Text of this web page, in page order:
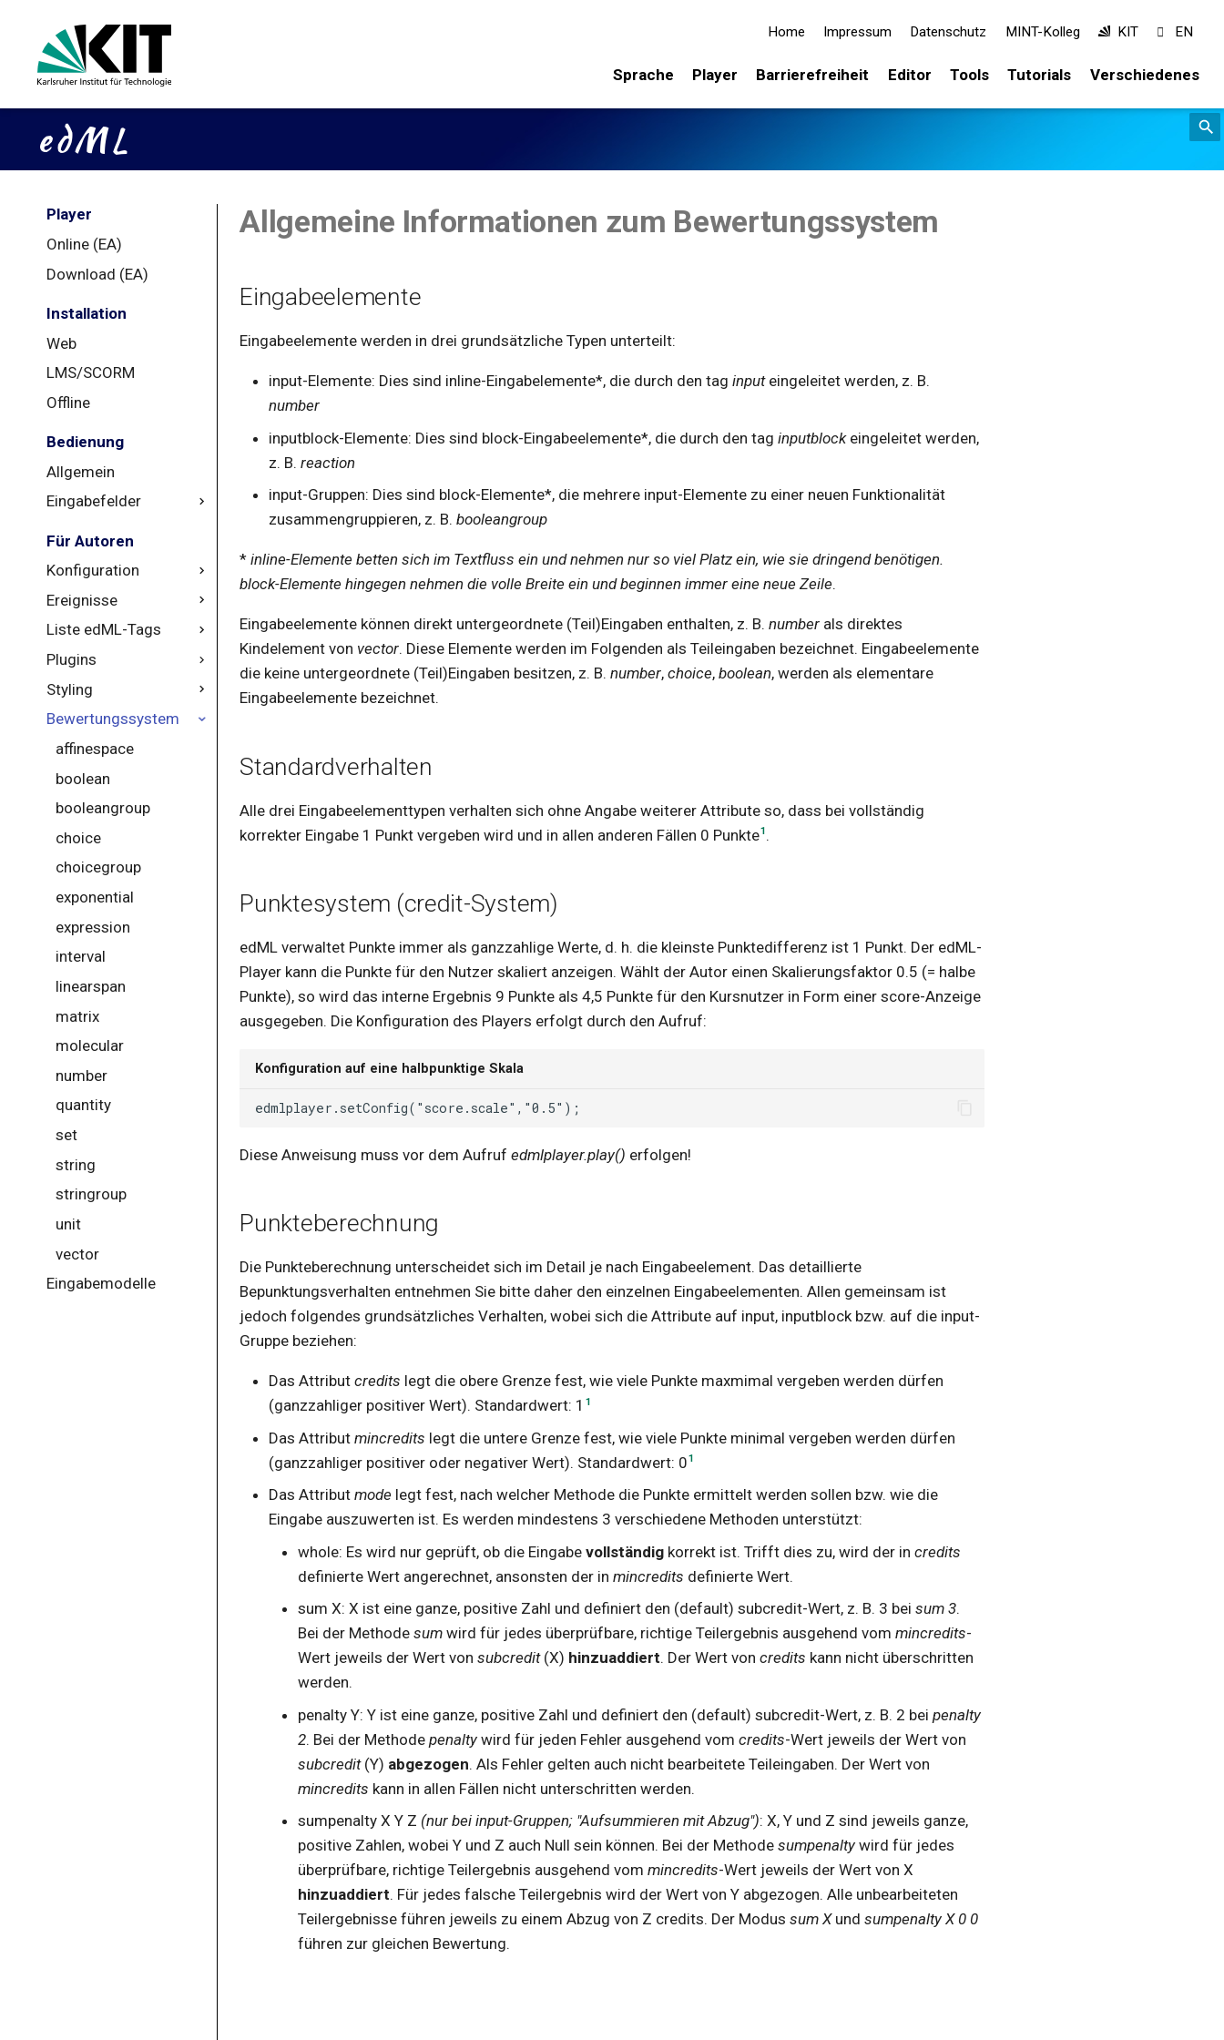
Home Impressum Datenschutz MINT-Kolleg KIT EN
Sprache Player Barrierefreiheit Editor Tools Tutorials Verschiedenes
Player
Online (EA)
Download (EA)
Installation
Web
LMS/SCORM
Offline
Bedienung
Allgemein
Eingabefelder
Auswahlfeld
Einheiten
Formeln
Intervalle
Matrizen
Mulitple-Choice
Text
Vektoren
Zahlen
Für Autoren
Konfiguration
Konstruktor
Allgemein
Ereignisse
changelanguage
coursestarted
error
newpagepage
Liste edML-Tags
accordion
accordionview
affinespace
allof
applicationbox
audio
autoref
blockquote
boolean
booleangroup
br
button
calc
caption
carouselview
case
cell
chain
chains
choice
clonecontainer
code
Plugins
3Dmol
Geogebra
JSXGraph
PSE
Styling
Allgemein
Bewertungssystem
affinespace
boolean
booleangroup
choice
choicegroup
exponential
expression
interval
linearspan
matrix
molecular
number
quantity
set
string
stringroup
unit
vector
Eingabemodelle
Allgemeine Informationen zum Bewertungssystem
Eingabeelemente
Eingabeelemente werden in drei grundsätzliche Typen unterteilt:
input-Elemente: Dies sind inline-Eingabelemente*, die durch den taginputeingeleitet werden, z. B.
number
inputblock-Elemente: Dies sind block-Eingabeelemente*, die durch den taginputblockeingeleitet werden,
z. B.reaction
input-Gruppen: Dies sind block-Elemente*, die mehrere input-Elemente zu einer neuen Funktionalität
zusammengruppieren, z. B.booleangroup
*inline-Elemente betten sich im Textfluss ein und nehmen nur so viel Platz ein, wie sie dringend benötigen.
block-Elemente hingegen nehmen die volle Breite ein und beginnen immer eine neue Zeile.
Eingabeelemente können direkt untergeordnete (Teil)Eingaben enthalten, z. B.number als direktes
Kindelement von vector. Diese Elemente werden im Folgenden als Teileingaben bezeichnet. Eingabeelemente
die keine untergeordnete (Teil)Eingaben besitzen, z. B.number,choice,boolean, werden als elementare
Eingabeelemente bezeichnet.
Standardverhalten
Alle drei Eingabeelementtypen verhalten sich ohne Angabe weiterer Attribute so, dass bei vollständig
korrekter Eingabe 1 Punkt vergeben wird und in allen anderen Fällen 0 Punkte1 .
Punktesystem (credit-System)
edML verwaltet Punkte immer als ganzzahlige Werte, d. h. die kleinste Punktedifferenz ist 1 Punkt. Der edML-
Player kann die Punkte für den Nutzer skaliert anzeigen. Wählt der Autor einen Skalierungsfaktor 0.5 (= halbe
Punkte), so wird das interne Ergebnis 9 Punkte als 4,5 Punkte für den Kursnutzer in Form einer score-Anzeige
ausgegeben. Die Konfiguration des Players erfolgt durch den Aufruf:
Konfiguration auf eine halbpunktige Skala
Diese Anweisung muss vor dem Aufrufedmlplayer.play() erfolgen!
Punkteberechnung
Die Punkteberechnung unterscheidet sich im Detail je nach Eingabeelement. Das detaillierte
Bepunktungsverhalten entnehmen Sie bitte daher den einzelnen Eingabeelementen. Allen gemeinsam ist
jedoch folgendes grundsätzliches Verhalten, wobei sich die Attribute auf input, inputblock bzw. auf die input-
Gruppe beziehen:
Das Attributcredits legt die obere Grenze fest, wie viele Punkte maxmimal vergeben werden dürfen
(ganzzahliger positiver Wert). Standardwert: 1 1
Das Attributmincredits legt die untere Grenze fest, wie viele Punkte minimal vergeben werden dürfen
(ganzzahliger positiver oder negativer Wert). Standardwert: 01
Das Attributmode legt fest, nach welcher Methode die Punkte ermittelt werden sollen bzw. wie die
Eingabe auszuwerten ist. Es werden mindestens 3 verschiedene Methoden unterstützt:
whole: Es wird nur geprüft, ob die Eingabevollständig korrekt ist. Trifft dies zu, wird der incredits
definierte Wert angerechnet, ansonsten der inmincredits definierte Wert.
sum X: X ist eine ganze, positive Zahl und definiert den (default) subcredit-Wert, z. B. 3 beisum 3.
Bei der Methodesum wird für jedes überprüfbare, richtige Teilergebnis ausgehend vommincredits-
Wert jeweils der Wert vonsubcredit(X) hinzuaddiert. Der Wert voncredits kann nicht überschritten
werden.
penalty Y: Y ist eine ganze, positive Zahl und definiert den (default) subcredit-Wert, z. B. 2 beipenalty
2. Bei der Methodepenalty wird für jeden Fehler ausgehend vomcredits-Wert jeweils der Wert von
subcredit(Y) abgezogen. Als Fehler gelten auch nicht bearbeitete Teileingaben. Der Wert von
mincredits kann in allen Fällen nicht unterschritten werden.
sumpenalty X Y Z (nur bei input-Gruppen; "Aufsummieren mit Abzug"): X, Y und Z sind jeweils ganze,
positive Zahlen, wobei Y und Z auch Null sein können. Bei der Methodesumpenalty wird für jedes
überprüfbare, richtige Teilergebnis ausgehend vommincredits-Wert jeweils der Wert von X
hinzuaddiert. Für jedes falsche Teilergebnis wird der Wert von Y abgezogen. Alle unbearbeiteten
Teilergebnisse führen jeweils zu einem Abzug von Z credits. Der Modussum Xundsumpenalty X 0 0
führen zur gleichen Bewertung.